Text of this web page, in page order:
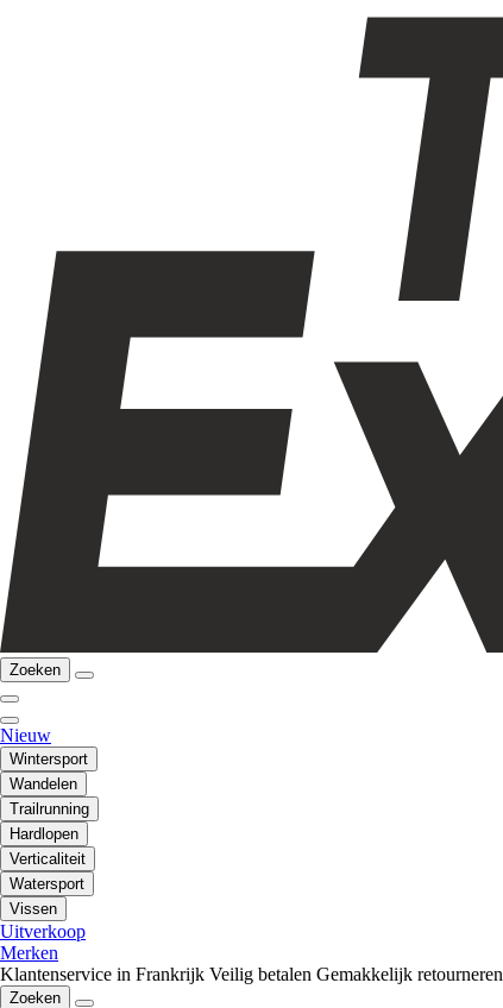
Zoeken
Nieuw
Wintersport
Wandelen
Trailrunning
Hardlopen
Verticaliteit
Watersport
Vissen
Uitverkoop
Merken
Klantenservice in Frankrijk Veilig betalen Gemakkelijk retourneren
Zoeken